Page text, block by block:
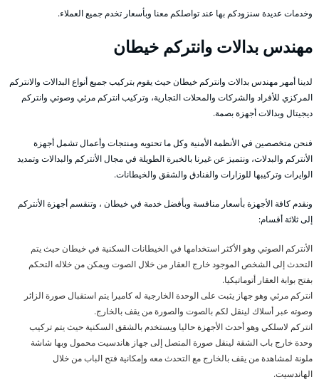
وخدمات عديدة سنزودكم بها عند تواصلكم معنا وبأسعار تخدم جميع العملاء.
مهندس بدالات وانتركم خيطان
لدينا أمهر مهندس بدالات وانتركم خيطان حيث يقوم بتركيب جميع أنواع البدالات والانتركم
المركزي للأفراد والشركات والمحلات التجارية، وتركيب انتركم مرئي وصوتي وانتركم
ديجيتال وبدالات أجهزة بصمة.
فنحن متخصصين في الأنظمة الأمنية وكل ما تحتويه ومنتجات وأعمال تشمل أجهزة
الأنتركم والبدلات، ونتميز عن غيرنا بالخبرة الطويلة في مجال الأنتركم والبدالات وتمديد
الوايرات وتركيبها للوزارات والفنادق والشقق والخيطانات.
ونقدم كافة الأجهزة بأسعار منافسة وبأفضل خدمة في خيطان ، وتنقسم أجهزة الأنتركم
إلى ثلاثة أقسام:
الأنتركم الصوتي وهو الأكثر استخدامها في الخيطانات السكنية في خيطان حيث يتم
التحدث إلى الشخص الموجود خارج العقار من خلال الصوت ويمكن من خلاله التحكم
بفتح بوابة العقار أتوماتيكيا.
انتركم مرئي وهو جهاز يثبت على الوحدة الخارجية له كاميرا يتم استقبال صورة الزائر
وصوته عبر أسلاك لينقل لكم بالصوت والصورة من يقف بالخارج.
انتركم لاسلكي وهو أحدث الأجهزة حاليا ويستخدم بالشقق السكنية حيث يتم تركيب
وحدة خارج باب الشقة لينقل صورة المتصل إلى جهاز هاندسيت محمول وبها شاشة
ملونة لمشاهدة من يقف بالخارج مع التحدث معه وإمكانية فتح الباب من خلال
الهاندسيت.